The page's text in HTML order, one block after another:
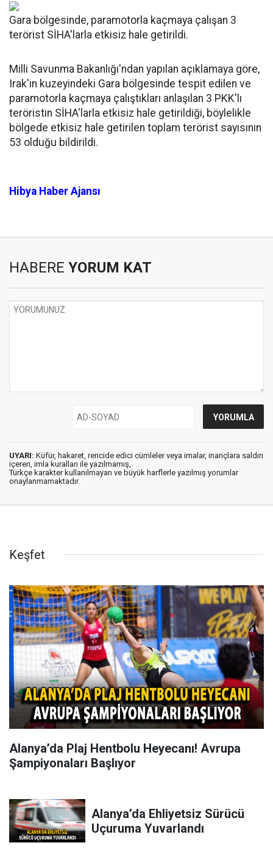
Gara bölgesinde, paramotorla kaçmaya çalışan 3
terörist SİHA'larla etkisiz hale getirildi.
Milli Savunma Bakanlığı'ndan yapılan açıklamaya göre,
Irak'ın kuzeyindeki Gara bölgesinde tespit edilen ve
paramotorla kaçmaya çalıştıkları anlaşılan 3 PKK'lı
teröristin SİHA'larla etkisiz hale getirildiği, böylelikle
bölgede etkisiz hale getirilen toplam terörist sayısının
53 olduğu bildirildi.
Hibya Haber Ajansı
HABERE YORUM KAT
UYARI: Küfür, hakaret, rencide edici cümleler veya imalar, inançlara saldırı
içeren, imla kuralları ile yazılmamış,
Türkçe karakter kullanılmayan ve büyük harflerle yazılmış yorumlar
onaylanmamaktadır.
Keşfet
Alanya’da Plaj Hentbolu Heyecanı! Avrupa
Şampiyonaları Başlıyor
Alanya’da Ehliyetsiz Sürücü
Uçuruma Yuvarlandı